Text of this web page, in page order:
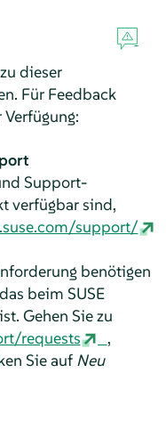
dieser
Für Feedback
Support-
verfügbar sind,
support/
benötigen
beim SUSE
Gehen Sie zu
requests
,
Sie auf Neu